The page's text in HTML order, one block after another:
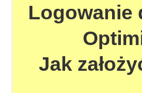
Logowanie
Jak